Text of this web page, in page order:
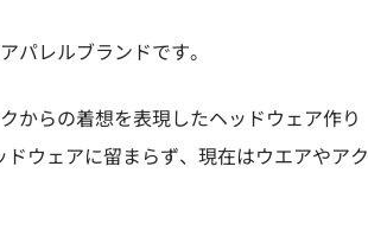
パレルブランドです。
からの着想を表現したヘッドウェア作り
ウェアに留まらず、現在はウエアやアク